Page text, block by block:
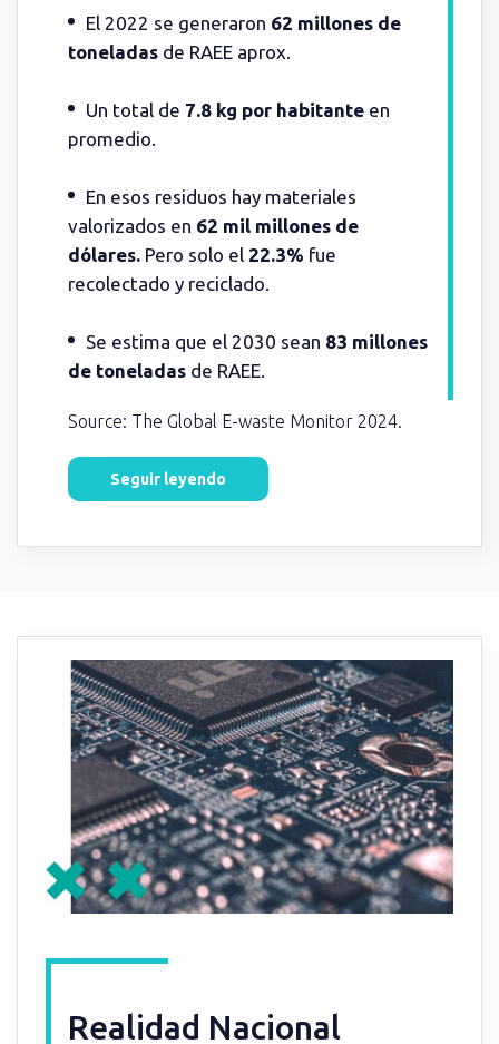
El 2022 se generaron 62 millones de
toneladas de RAEE aprox.
Un total de 7.8 kg por habitante en
promedio.
En esos residuos hay materiales
valorizados en 62 mil millones de
dólares. Pero solo el 22.3% fue
recolectado y reciclado.
Se estima que el 2030 sean 83 millones
de toneladas de RAEE.
Source: The Global E-waste Monitor 2024.
Seguir leyendo
Realidad Nacional